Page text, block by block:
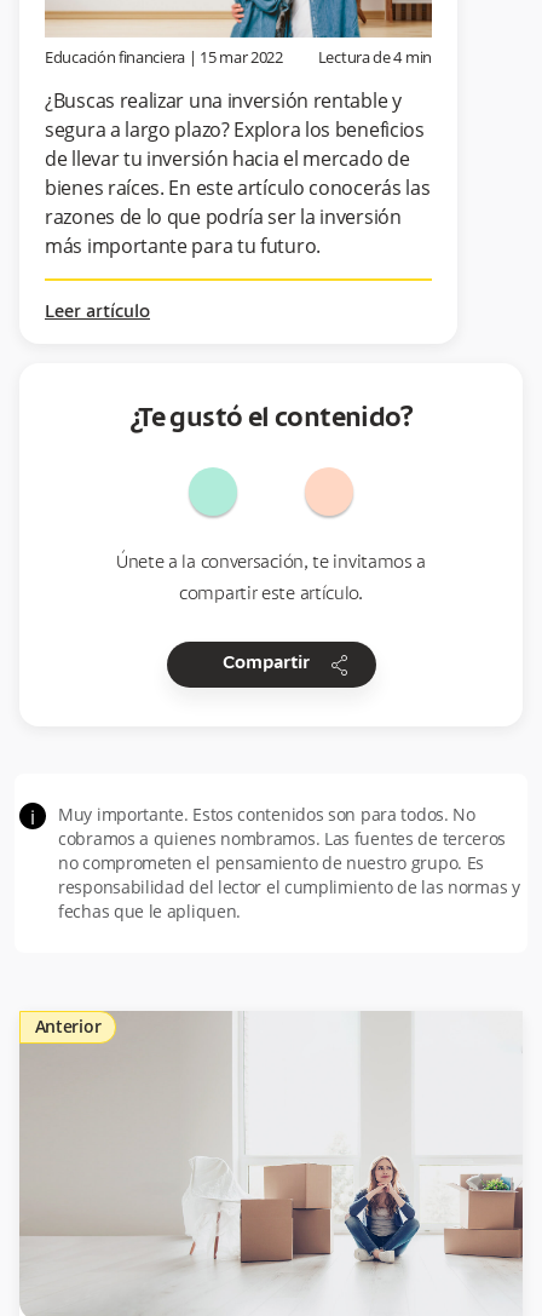
Educación financiera | 15 mar 2022 Lectura de4min
¿Buscas realizar una inversión rentable y
segura a largo plazo? Explora los beneficios
de llevar tu inversión hacia el mercado de
bienes raíces. En este artículo conocerás las
razones de lo que podría ser la inversión
más importante para tu futuro.
Leer artículo
¿Te gustó el contenido?
Únete a la conversación, te invitamos a
compartir este artículo.
Compartir share
i
Muy importante. Estos contenidos son para todos. No
cobramos a quienes nombramos. Las fuentes de terceros
no comprometen el pensamiento de nuestro grupo. Es
responsabilidad del lector el cumplimiento de las normas y
fechas que le apliquen.
Anterior